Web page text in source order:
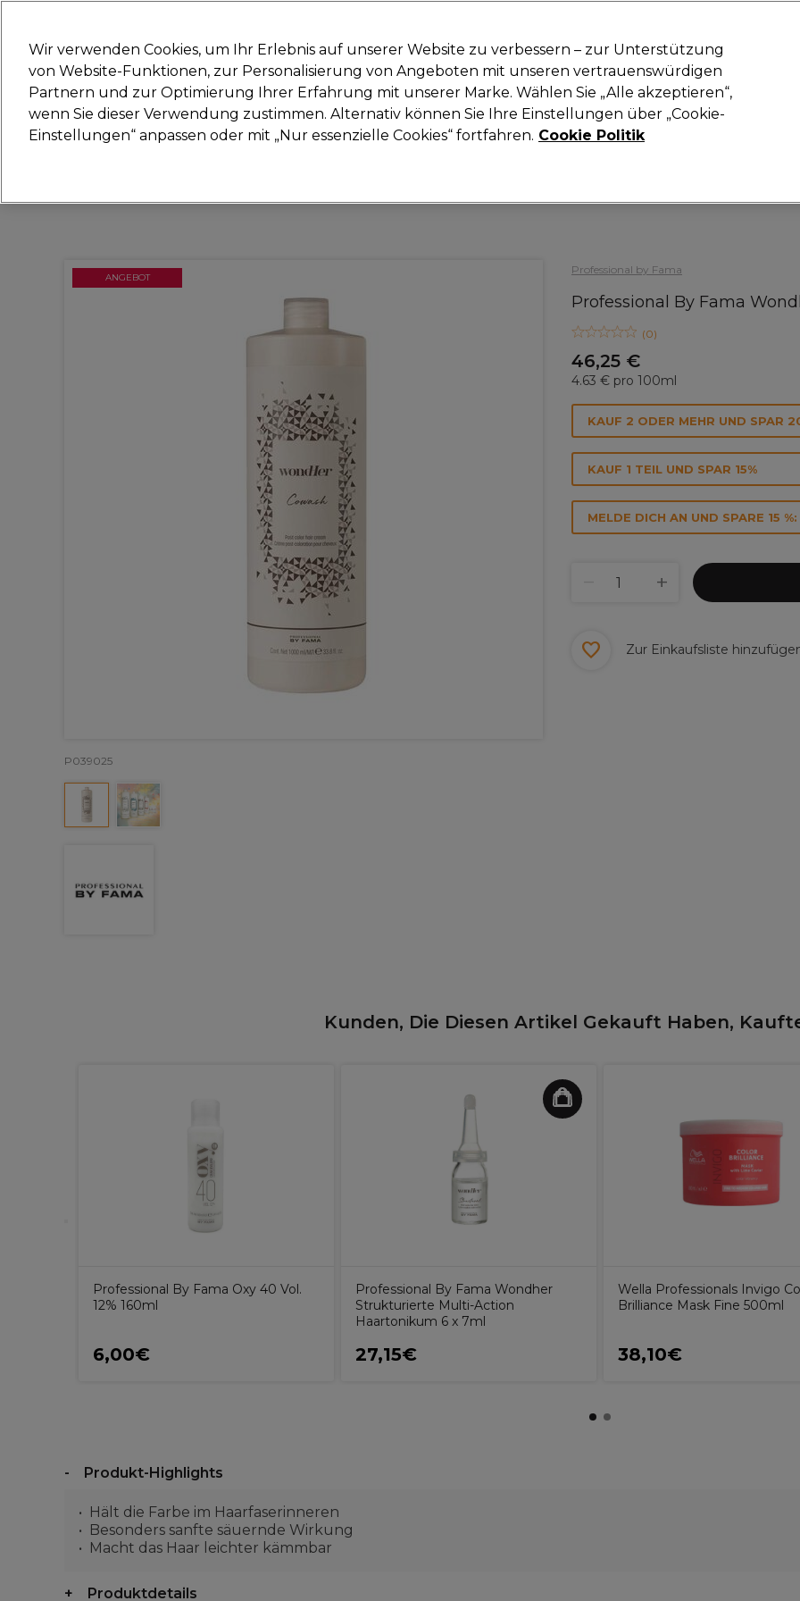
Marken Deals Haare Elektrogeräte Saloneinrichtung Kosmetik Herrenfriseur Inspiration Neue
Lieferung und Lieferzeiten
Professional by Fama
Professional By Fama
(0)
46,25 €
4.63 € pro 100ml
ANGEBOT
P039025
KAUF 2 ODER MEHR UND SPAR
KAUF 1 TEIL UND SPAR 15%
MELDE DICH AN UND SPARE 15
Zur Einkaufsliste
Kunden, Die Diesen Artikel Gekauft Haben,
Professional By Fama Oxy 40 Vol.
12% 160ml
6,00€
Professional By Fama Wondher
Strukturierte Multi-Action
Haartonikum 6 x 7ml
27,15€
Wella Professionals Invigo
Brilliance Mask Fine 500ml
38,10€
Produkt-Highlights
Hält die Farbe im Haarfaserinneren
Besonders sanfte säuernde Wirkung
Macht das Haar leichter kämmbar
Produktdetails
Wir verwenden Cookies, um Ihr Erlebnis auf unserer Website zu verbessern – zur Unterstützung
von Website-Funktionen, zur Personalisierung von Angeboten mit unseren vertrauenswürdigen
Partnern und zur Optimierung Ihrer Erfahrung mit unserer Marke. Wählen Sie „Alle akzeptieren“,
wenn Sie dieser Verwendung zustimmen. Alternativ können Sie Ihre Einstellungen über „Cookie-
Einstellungen“ anpassen oder mit „Nur essenzielle Cookies“ fortfahren. Cookie Politik